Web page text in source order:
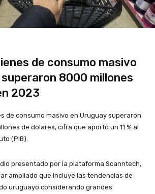
de consumo masivo
8000 millones
2023
de consumo masivo en Uruguay superaron
de dólares, cifra que aportó un 11 % al
(PIB).
presentado por la plataforma Scanntech,
ampliado que incluye las tendencias de
uruguayo considerando grandes